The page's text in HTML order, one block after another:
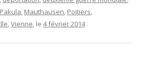
, Mauthausen, Poitiers,
,Vienne, le 4 février 2014 .